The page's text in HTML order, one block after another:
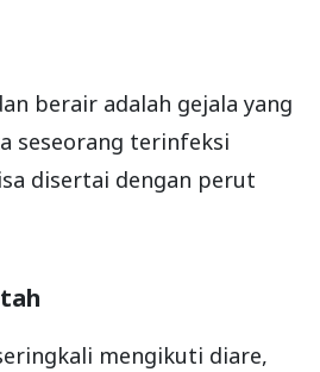
berair adalah gejala yang
seseorang terinfeksi
disertai dengan perut
mengikuti diare,